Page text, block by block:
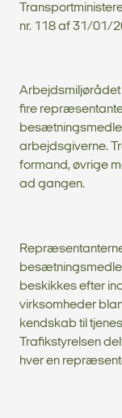
nr. 118 af 31/01/
Arbejdsmiljørådet
fire
arbejdsgiverne.
formand, øvrige
ad gangen.
beskikkes efter
virksomheder
kendskab til
Trafikstyrelsen
hver en